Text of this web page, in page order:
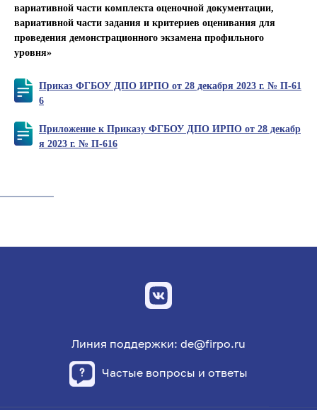
вариативной части комплекта оценочной документации,
вариативной части задания и критериев оценивания для
проведения демонстрационного экзамена профильного
уровня»
Приказ ФГБОУ ДПО ИРПО от 28 декабря 2023 г. № П-61
6
Приложение к Приказу ФГБОУ ДПО ИРПО от 28 декабр
я 2023 г. № П-616
Линия поддержки: de@firpo.ru
Частые вопросы и ответы